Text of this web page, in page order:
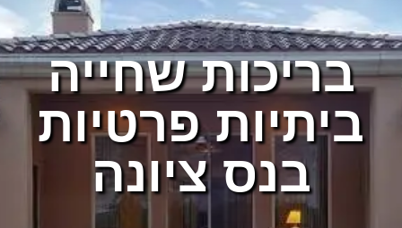
בריכות שחייה
ביתיות פרטיות
בנס ציונה